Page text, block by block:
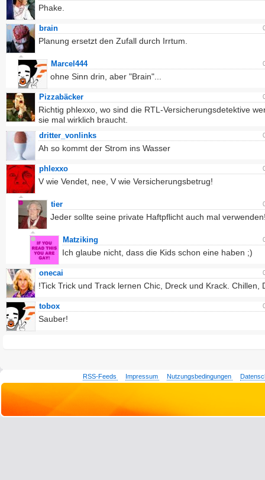
Phake.
brain
Planung ersetzt den Zufall durch Irrtum.
Marcel444
ohne Sinn drin, aber "Brain"...
Pizzabäcker
Richtig phlexxo, wo sind die RTL-Versicherungsdetektive
sie mal wirklich braucht.
dritter_vonlinks
Ah so kommt der Strom ins Wasser
phlexxo
V wie Vendet, nee, V wie Versicherungsbetrug!
tier
Jeder sollte seine private Haftpflicht auch mal
Matziking
Ich glaube nicht, dass die Kids schon eine haben ;)
onecai
!Tick Trick und Track lernen Chic, Dreck und Krack. Chillen,
tobox
Sauber!
RSS-Feeds Impressum Nutzungsbedingungen